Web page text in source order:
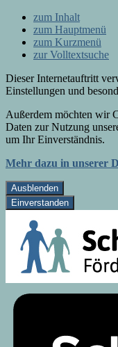
zum Inhalt
zum Hauptmenü
zum Kurzmenü
zur Volltextsuche
Dieser Internetauftritt
Einstellungen und
Außerdem möchten wir
Daten zur Nutzung
um Ihr Einverständnis.
Mehr dazu in unserer
Ausblenden
Einverstanden